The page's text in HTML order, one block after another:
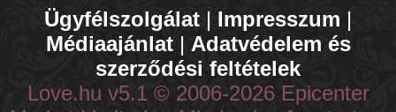
Ügyfélszolgálat | Impresszum |
Médiaajánlat| Adatvédelem és
szerződési feltételek
Love.hu v5.1 © 2006-2026 Epicenter